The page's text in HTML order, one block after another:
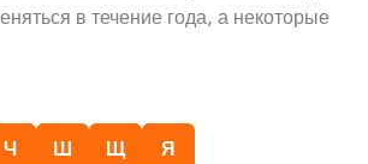
в течение года, а некоторые
Ч Ш Щ Я